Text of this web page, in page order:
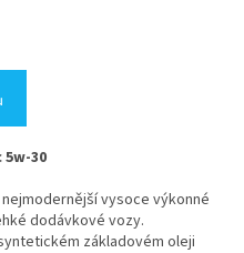
30
vysoce výkonné
dodávkové vozy.
základovém oleji